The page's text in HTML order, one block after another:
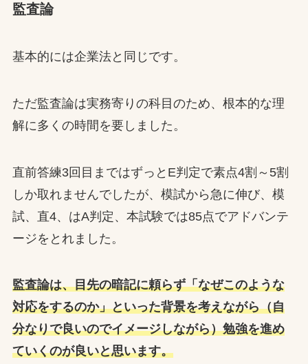
監査論
基本的には企業法と同じです。
ただ監査論は実務寄りの科目のため、根本的な理
解に多くの時間を要しました。
直前答練3回目まではずっとE判定で素点4割～5割
しか取れませんでしたが、模試から急に伸び、模
試、直4、はA判定、本試験では85点でアドバンテ
ージをとれました。
監査論は、目先の暗記に頼らず「なぜこのような
対応をするのか」といった背景を考えながら（自
分なりで良いのでイメージしながら）勉強を進め
ていくのが良いと思います。